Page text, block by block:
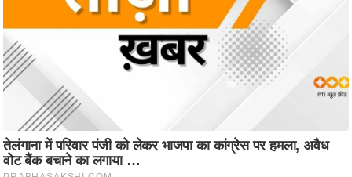
फै
श
न
रे
लू
नु